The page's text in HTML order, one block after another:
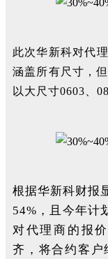
此次华新科对代
涵盖所有尺寸，但
以大尺寸0603、
根据华新科财报
54%，且今年计
对代理商的报
齐，将合约客户